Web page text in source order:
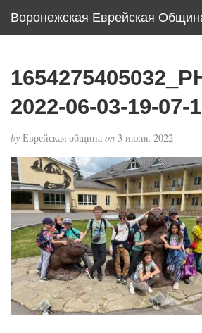
Воронежская Еврейская
2022-06-03-19-07-
by Еврейская община on 3 июня, 2022